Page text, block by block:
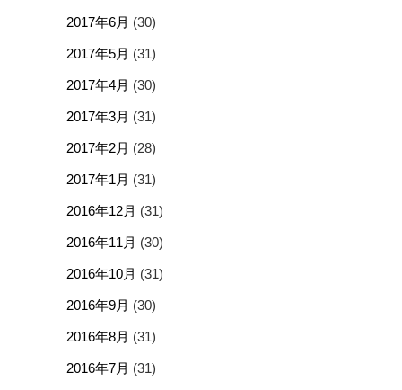
2017年6月 (30)
2017年5月 (31)
2017年4月 (30)
2017年3月 (31)
2017年2月 (28)
2017年1月 (31)
2016年12月 (31)
2016年11月 (30)
2016年10月 (31)
2016年9月 (30)
2016年8月 (31)
2016年7月 (31)